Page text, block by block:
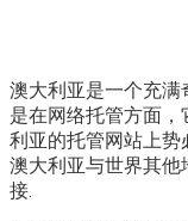
澳大利亚是一个充满
是在网络托管方面
利亚的托管网站上
澳大利亚与世界其
接.